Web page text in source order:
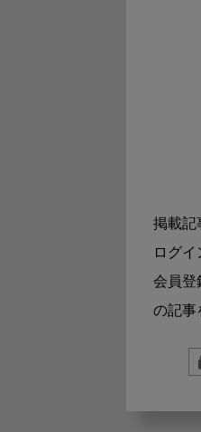
掲載記
ログイ
会員登
の記事